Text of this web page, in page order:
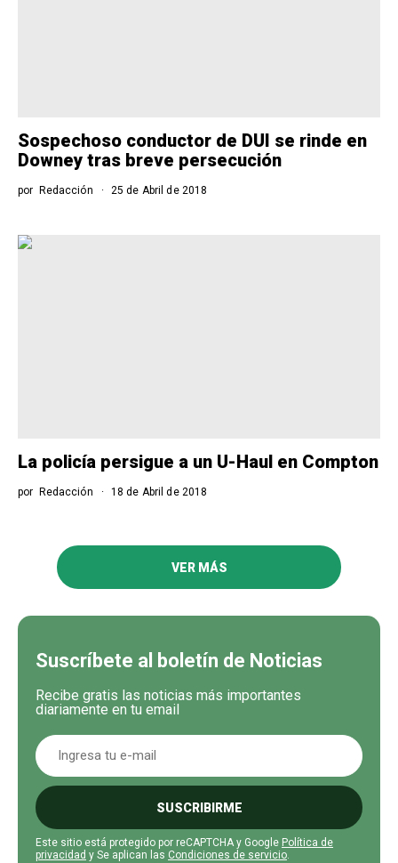
Sospechoso conductor de DUI se rinde en
Downey tras breve persecución
por Redacción 25 de Abril de 2018
La policía persigue a un U-Haul en Compton
por Redacción 18 de Abril de 2018
VER MÁS
Suscríbete al boletín de Noticias
Recibe gratis las noticias más importantes
diariamente en tu email
SUSCRIBIRME
Este sitio está protegido por reCAPTCHA y Google Política de
privacidad y Se aplican las Condiciones de servicio.